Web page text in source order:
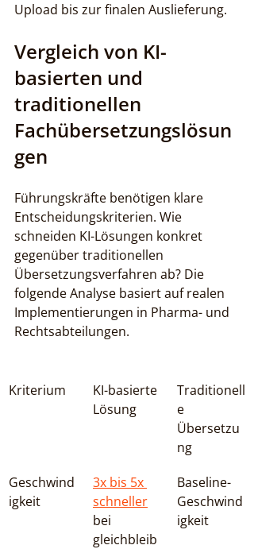
Upload bis zur finalen Auslieferung.
Vergleich von KI-
basierten und
traditionellen
Fachübersetzungslösun
gen
Führungskräfte benötigen klare
Entscheidungskriterien. Wie
schneiden KI-Lösungen konkret
gegenüber traditionellen
Übersetzungsverfahren ab? Die
folgende Analyse basiert auf realen
Implementierungen in Pharma- und
Rechtsabteilungen.
Kriterium
KI-basierte
Lösung
Traditionell
e
Übersetzu
ng
Geschwind
igkeit
3x bis 5x
schneller
bei
gleichbleib
Baseline-
Geschwind
igkeit